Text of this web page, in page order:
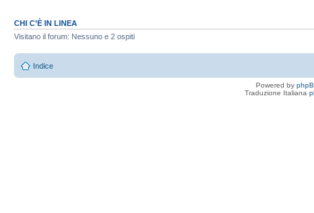
CHI C’È IN LINEA
Visitano il forum: Nessuno e 2 ospiti
Indice
Powered by
Traduzione Italiana